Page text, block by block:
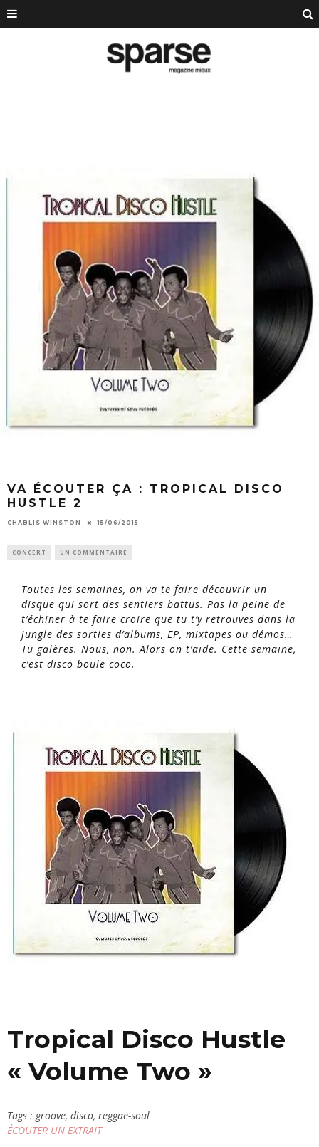
VA ÉCOUTER ÇA : TROPICAL DISCO
HUSTLE 2
CHABLIS WINSTON 15/06/2015
CONCERT UN COMMENTAIRE
Toutes les semaines, on va te faire découvrir un
disque qui sort des sentiers battus. Pas la peine de
t’échiner à te faire croire que tu t’y retrouves dans la
jungle des sorties d’albums, EP, mixtapes ou démos…
Tu galères. Nous, non. Alors on t’aide. Cette semaine,
c’est disco boule coco.
Tropical Disco Hustle
« Volume Two »
Tags : groove, disco, reggae-soul
ÉCOUTER UN EXTRAIT